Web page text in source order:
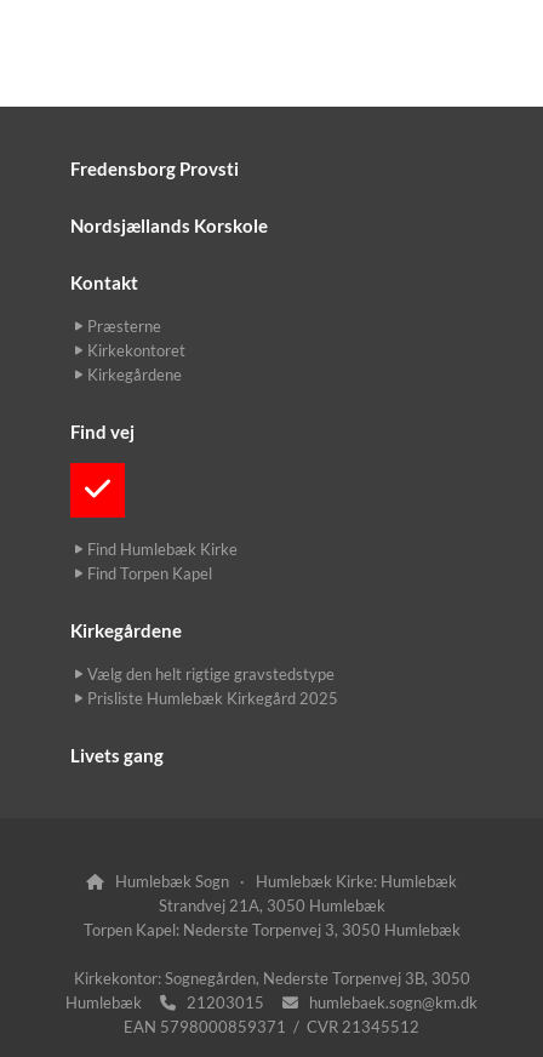
Fredensborg Provsti
Nordsjællands Korskole
Kontakt
Præsterne
Kirkekontoret
Kirkegårdene
Find vej
Find Humlebæk Kirke
Find Torpen Kapel
Kirkegårdene
Vælg den helt rigtige gravstedstype
Prisliste Humlebæk Kirkegård 2025
Livets gang

Humlebæk Sogn · Humlebæk Kirke: Humlebæk
Strandvej 21A, 3050 Humlebæk
Torpen Kapel: Nederste Torpenvej 3, 3050 Humlebæk
Kirkekontor: Sognegården, Nederste Torpenvej 3B, 3050
Humlebæk
 21203015 
humlebaek.sogn@km.dk
EAN 5798000859371 / CVR 21345512